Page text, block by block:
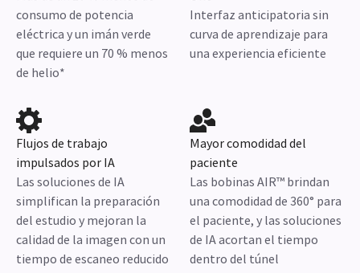
consumo de potencia
eléctrica y un imán verde
que requiere un 70 % menos
de helio*
Interfaz anticipatoria sin
curva de aprendizaje para
una experiencia eficiente
Flujos de trabajo
impulsados por IA
Las soluciones de IA
simplifican la preparación
del estudio y mejoran la
calidad de la imagen con un
tiempo de escaneo reducido
Mayor comodidad del
paciente
Las bobinas AIR™ brindan
una comodidad de 360° para
el paciente, y las soluciones
de IA acortan el tiempo
dentro del túnel